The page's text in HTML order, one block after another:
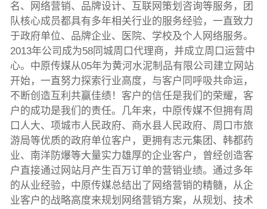
名、网络营销、品牌设计、互联网策划咨询等服务，团
队核心成员都具有多年相关行业的服务经验，一直致力
于政府单位、品牌企业、医院、学校及个人网络服务。
2013年公司成为58同城周口代理商，并成立周口运营中
心。中原传媒从05年为黄河水泥制品有限公司建立网站
开始，一直努力探索行业高度，与客户同呼吸共命运，
不断创造互利共赢佳绩！客户的信任是我们的荣耀，客
户的成功是我们的责任。几年来，中原传媒不但拥有周
口人大、项城市人民政府、商水县人民政府、周口市旅
游局等优质的政府单位客户，更拥有志元集团、韩都药
业、南洋防爆等大量实力雄厚的企业客户，曾经创造客
户直接通过网站月产生百万订单的营销业绩。通过多年
的从业经验，中原传媒总结出了网络营销的精髓，从企
业客户的战略高度来规划网络营销方案，从规划、技术